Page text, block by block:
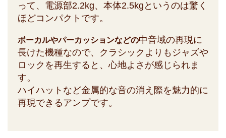
って、電源部2.2kg、本体2.5kgというのは驚く
ほどコンパクトです。
ボーカルやパーカッションなどの中音域の再現に
長けた機種なので、クラシックよりもジャズや
ロックを再生すると、心地よさが感じられま
す。
ハイハットなど金属的な音の消え際を魅力的に
再現できるアンプです。